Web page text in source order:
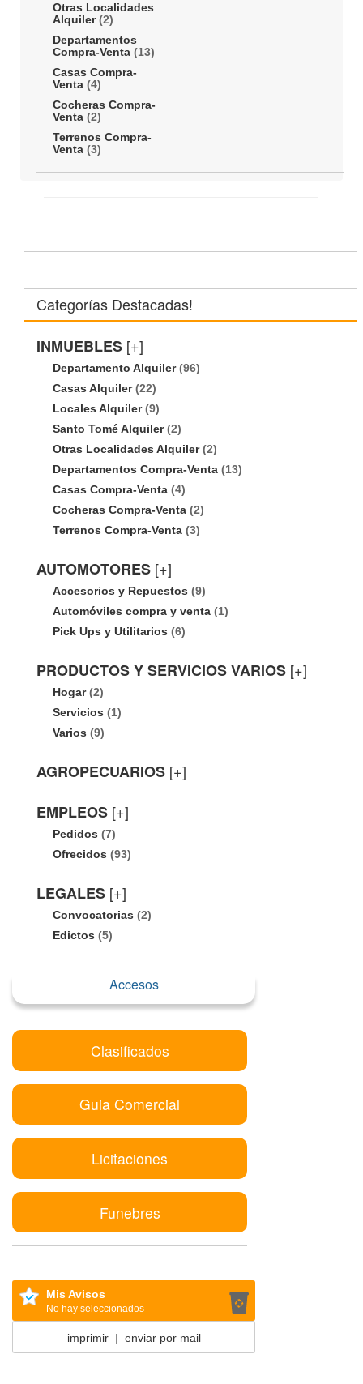
Otras Localidades
Alquiler(2)
Departamentos
Compra-Venta (13)
Casas Compra-
Venta (4)
Cocheras Compra-
Venta (2)
Terrenos Compra-
Venta (3)
Categorías Destacadas!
INMUEBLES [+]
Departamento Alquiler(96)
Casas Alquiler(22)
Locales Alquiler(9)
Santo Tomé Alquiler(2)
Otras Localidades Alquiler(2)
Departamentos Compra-Venta (13)
Casas Compra-Venta (4)
Cocheras Compra-Venta (2)
Terrenos Compra-Venta (3)
AUTOMOTORES [+]
Accesorios y Repuestos (9)
Automóviles compra y venta (1)
Pick Ups y Utilitarios (6)
PRODUCTOS Y SERVICIOS VARIOS [+]
Hogar(2)
Servicios (1)
Varios (9)
AGROPECUARIOS [+]
EMPLEOS [+]
Pedidos (7)
Ofrecidos (93)
LEGALES [+]
Convocatorias (2)
Edictos (5)
Accesos
Clasificados
Guia Comercial
Licitaciones
Funebres
Mis Avisos
No hay seleccionados
imprimir| enviar por mail